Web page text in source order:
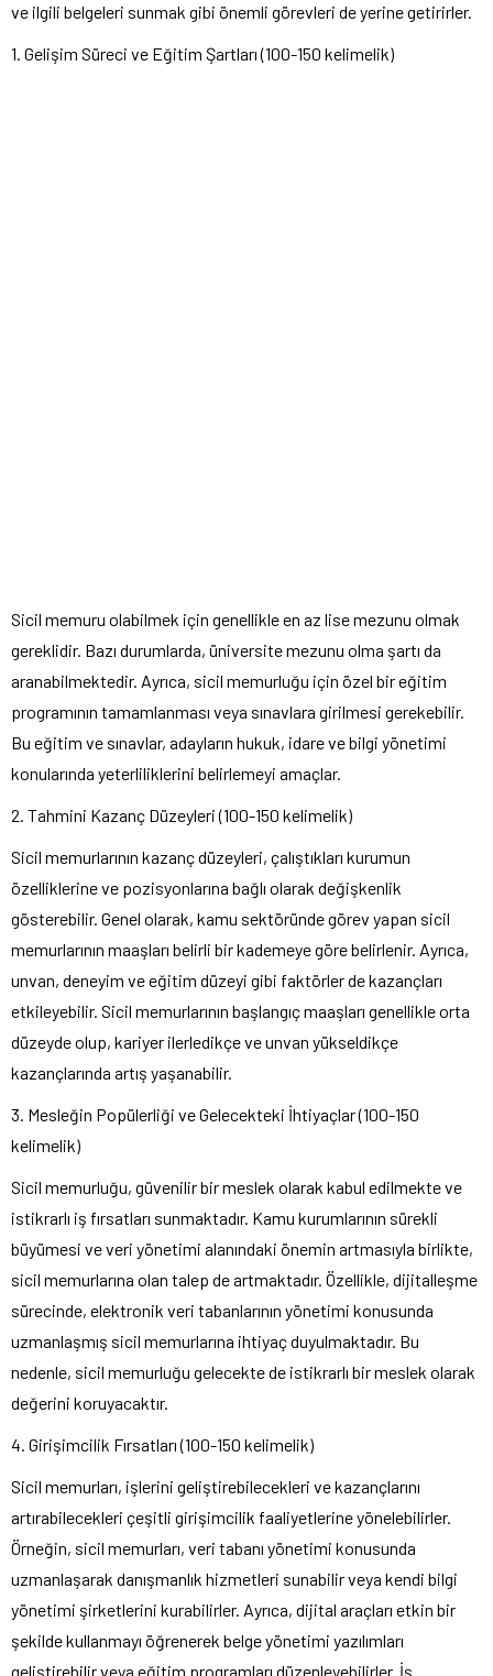
ve ilgili belgeleri sunmak gibi önemli görevleri de yerine getirirler.
1. Gelişim Süreci ve Eğitim Şartları (100-150 kelimelik)
Sicil memuru olabilmek için genellikle en az lise mezunu olmak
gereklidir. Bazı durumlarda, üniversite mezunu olma şartı da
aranabilmektedir. Ayrıca, sicil memurluğu için özel bir eğitim
programının tamamlanması veya sınavlara girilmesi gerekebilir.
Bu eğitim ve sınavlar, adayların hukuk, idare ve bilgi yönetimi
konularında yeterliliklerini belirlemeyi amaçlar.
2. Tahmini Kazanç Düzeyleri (100-150 kelimelik)
Sicil memurlarının kazanç düzeyleri, çalıştıkları kurumun
özelliklerine ve pozisyonlarına bağlı olarak değişkenlik
gösterebilir. Genel olarak, kamu sektöründe görev yapan sicil
memurlarının maaşları belirli bir kademeye göre belirlenir. Ayrıca,
unvan, deneyim ve eğitim düzeyi gibi faktörler de kazançları
etkileyebilir. Sicil memurlarının başlangıç maaşları genellikle orta
düzeyde olup, kariyer ilerledikçe ve unvan yükseldikçe
kazançlarında artış yaşanabilir.
3. Mesleğin Popülerliği ve Gelecekteki İhtiyaçlar (100-150
kelimelik)
Sicil memurluğu, güvenilir bir meslek olarak kabul edilmekte ve
istikrarlı iş fırsatları sunmaktadır. Kamu kurumlarının sürekli
büyümesi ve veri yönetimi alanındaki önemin artmasıyla birlikte,
sicil memurlarına olan talep de artmaktadır. Özellikle, dijitalleşme
sürecinde, elektronik veri tabanlarının yönetimi konusunda
uzmanlaşmış sicil memurlarına ihtiyaç duyulmaktadır. Bu
nedenle, sicil memurluğu gelecekte de istikrarlı bir meslek olarak
değerini koruyacaktır.
4. Girişimcilik Fırsatları (100-150 kelimelik)
Sicil memurları, işlerini geliştirebilecekleri ve kazançlarını
artırabilecekleri çeşitli girişimcilik faaliyetlerine yönelebilirler.
Örneğin, sicil memurları, veri tabanı yönetimi konusunda
uzmanlaşarak danışmanlık hizmetleri sunabilir veya kendi bilgi
yönetimi şirketlerini kurabilirler. Ayrıca, dijital araçları etkin bir
şekilde kullanmayı öğrenerek belge yönetimi yazılımları
geliştirebilir veya eğitim programları düzenleyebilirler. İş